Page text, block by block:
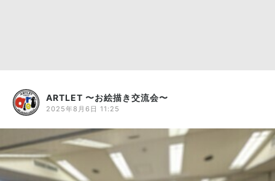
ARTLET 〜お絵描き交流会〜
2025年8月6日 11:25